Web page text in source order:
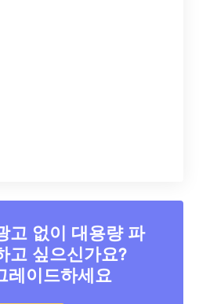
고 없이 대용량 파
고 싶으신가요?
레이드하세요